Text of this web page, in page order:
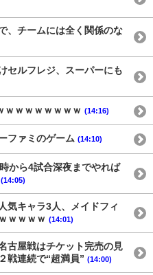
、チームには全く関係のな
セルフレジ、スーパーにも
ｗｗｗｗｗｗｗｗ (14:16)
ファミのゲーム (14:10)
から4試合深夜までやれば
(14:05)
気キャラ3人、メイドフィ
ｗｗｗｗ (14:01)
古屋戦はチケット完売の見
戦連続で“超満員” (14:00)